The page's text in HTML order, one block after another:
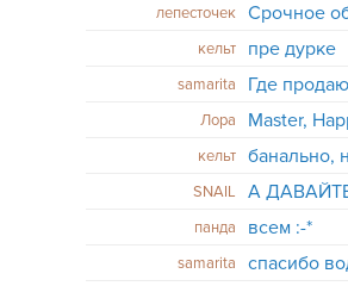
лепесточек
Срочное
кельт
пре дурке
samarita
Где
Лора
Master,
кельт
банально,
SNAIL
А
панда
всем :-*
samarita
спасибо